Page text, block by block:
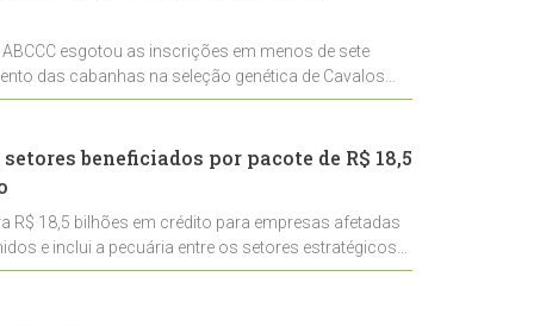
esgotou as inscrições em menos de sete
das cabanhas na seleção genética de Cavalos
beneficiados por pacote de R$ 18,5
R$ 18,5 bilhões em crédito para empresas afetadas
e inclui a pecuária entre os setores estratégicos